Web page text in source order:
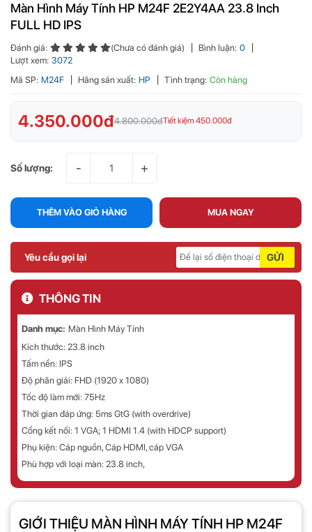
Màn Hình Máy Tính HP M24F 2E2Y4AA 23.8 Inch
FULL HD IPS
Đánh giá: (Chưa có đánh giá) Bình luận: 0
Lượt xem: 3072
Mã SP: M24F Hãng sản xuất: HP Tình trạng: Còn hàng
4.350.000đ4.800.000đTiết kiệm 450.000đ
Số lượng: - +
THÊM VÀO GIỎ HÀNG MUA NGAY
Yêu cầu gọi lại GỬI
THÔNG TIN
Danh mục: Màn Hình Máy Tính
Kích thước: 23.8 inch
Tấm nền: IPS
Độ phân giải: FHD (1920 x 1080)
Tốc độ làm mới: 75Hz
Thời gian đáp ứng: 5ms GtG (with overdrive)
Cổng kết nối: 1 VGA; 1 HDMI 1.4 (with HDCP support)
Phụ kiện: Cáp nguồn, Cáp HDMI, cáp VGA
Phù hợp với loại màn: 23.8 inch,
GIỚI THIỆU MÀN HÌNH MÁY TÍNH HP M24F